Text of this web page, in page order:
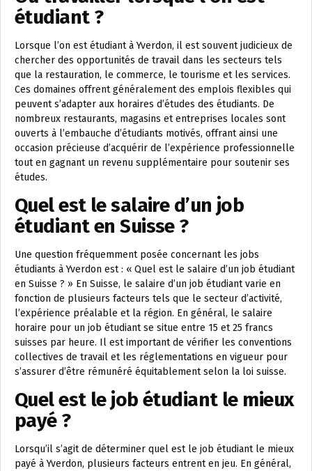
étudiant ?
Lorsque l’on est étudiant à Yverdon, il est souvent judicieux de
chercher des opportunités de travail dans les secteurs tels
que la restauration, le commerce, le tourisme et les services.
Ces domaines offrent généralement des emplois flexibles qui
peuvent s’adapter aux horaires d’études des étudiants. De
nombreux restaurants, magasins et entreprises locales sont
ouverts à l’embauche d’étudiants motivés, offrant ainsi une
occasion précieuse d’acquérir de l’expérience professionnelle
tout en gagnant un revenu supplémentaire pour soutenir ses
études.
Quel est le salaire d’un job
étudiant en Suisse ?
Une question fréquemment posée concernant les jobs
étudiants à Yverdon est : « Quel est le salaire d’un job étudiant
en Suisse ? » En Suisse, le salaire d’un job étudiant varie en
fonction de plusieurs facteurs tels que le secteur d’activité,
l’expérience préalable et la région. En général, le salaire
horaire pour un job étudiant se situe entre 15 et 25 francs
suisses par heure. Il est important de vérifier les conventions
collectives de travail et les réglementations en vigueur pour
s’assurer d’être rémunéré équitablement selon la loi suisse.
Quel est le job étudiant le mieux
payé ?
Lorsqu’il s’agit de déterminer quel est le job étudiant le mieux
payé à Yverdon, plusieurs facteurs entrent en jeu. En général,